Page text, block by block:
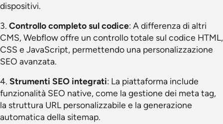
dispositivi.
3. Controllo completo sul codice: A differenza di altri
CMS, Webflow offre un controllo totale sul codice HTML,
CSS e JavaScript, permettendo una personalizzazione
SEO avanzata.
4. Strumenti SEO integrati: La piattaforma include
funzionalità SEO native, come la gestione dei meta tag,
la struttura URL personalizzabile e la generazione
automatica della sitemap.